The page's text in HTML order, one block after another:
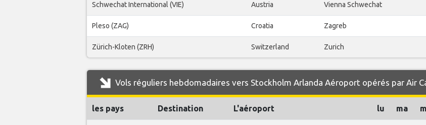
Schwechat International (VIE) Austria Vienna Schwechat
Pleso (ZAG) Croatia Zagreb
Zürich-Kloten (ZRH) Switzerland Zurich
Vols réguliers hebdomadaires vers Stockholm Arlanda Aéroport opérés par Air
les pays Destination L'aéroport lu ma